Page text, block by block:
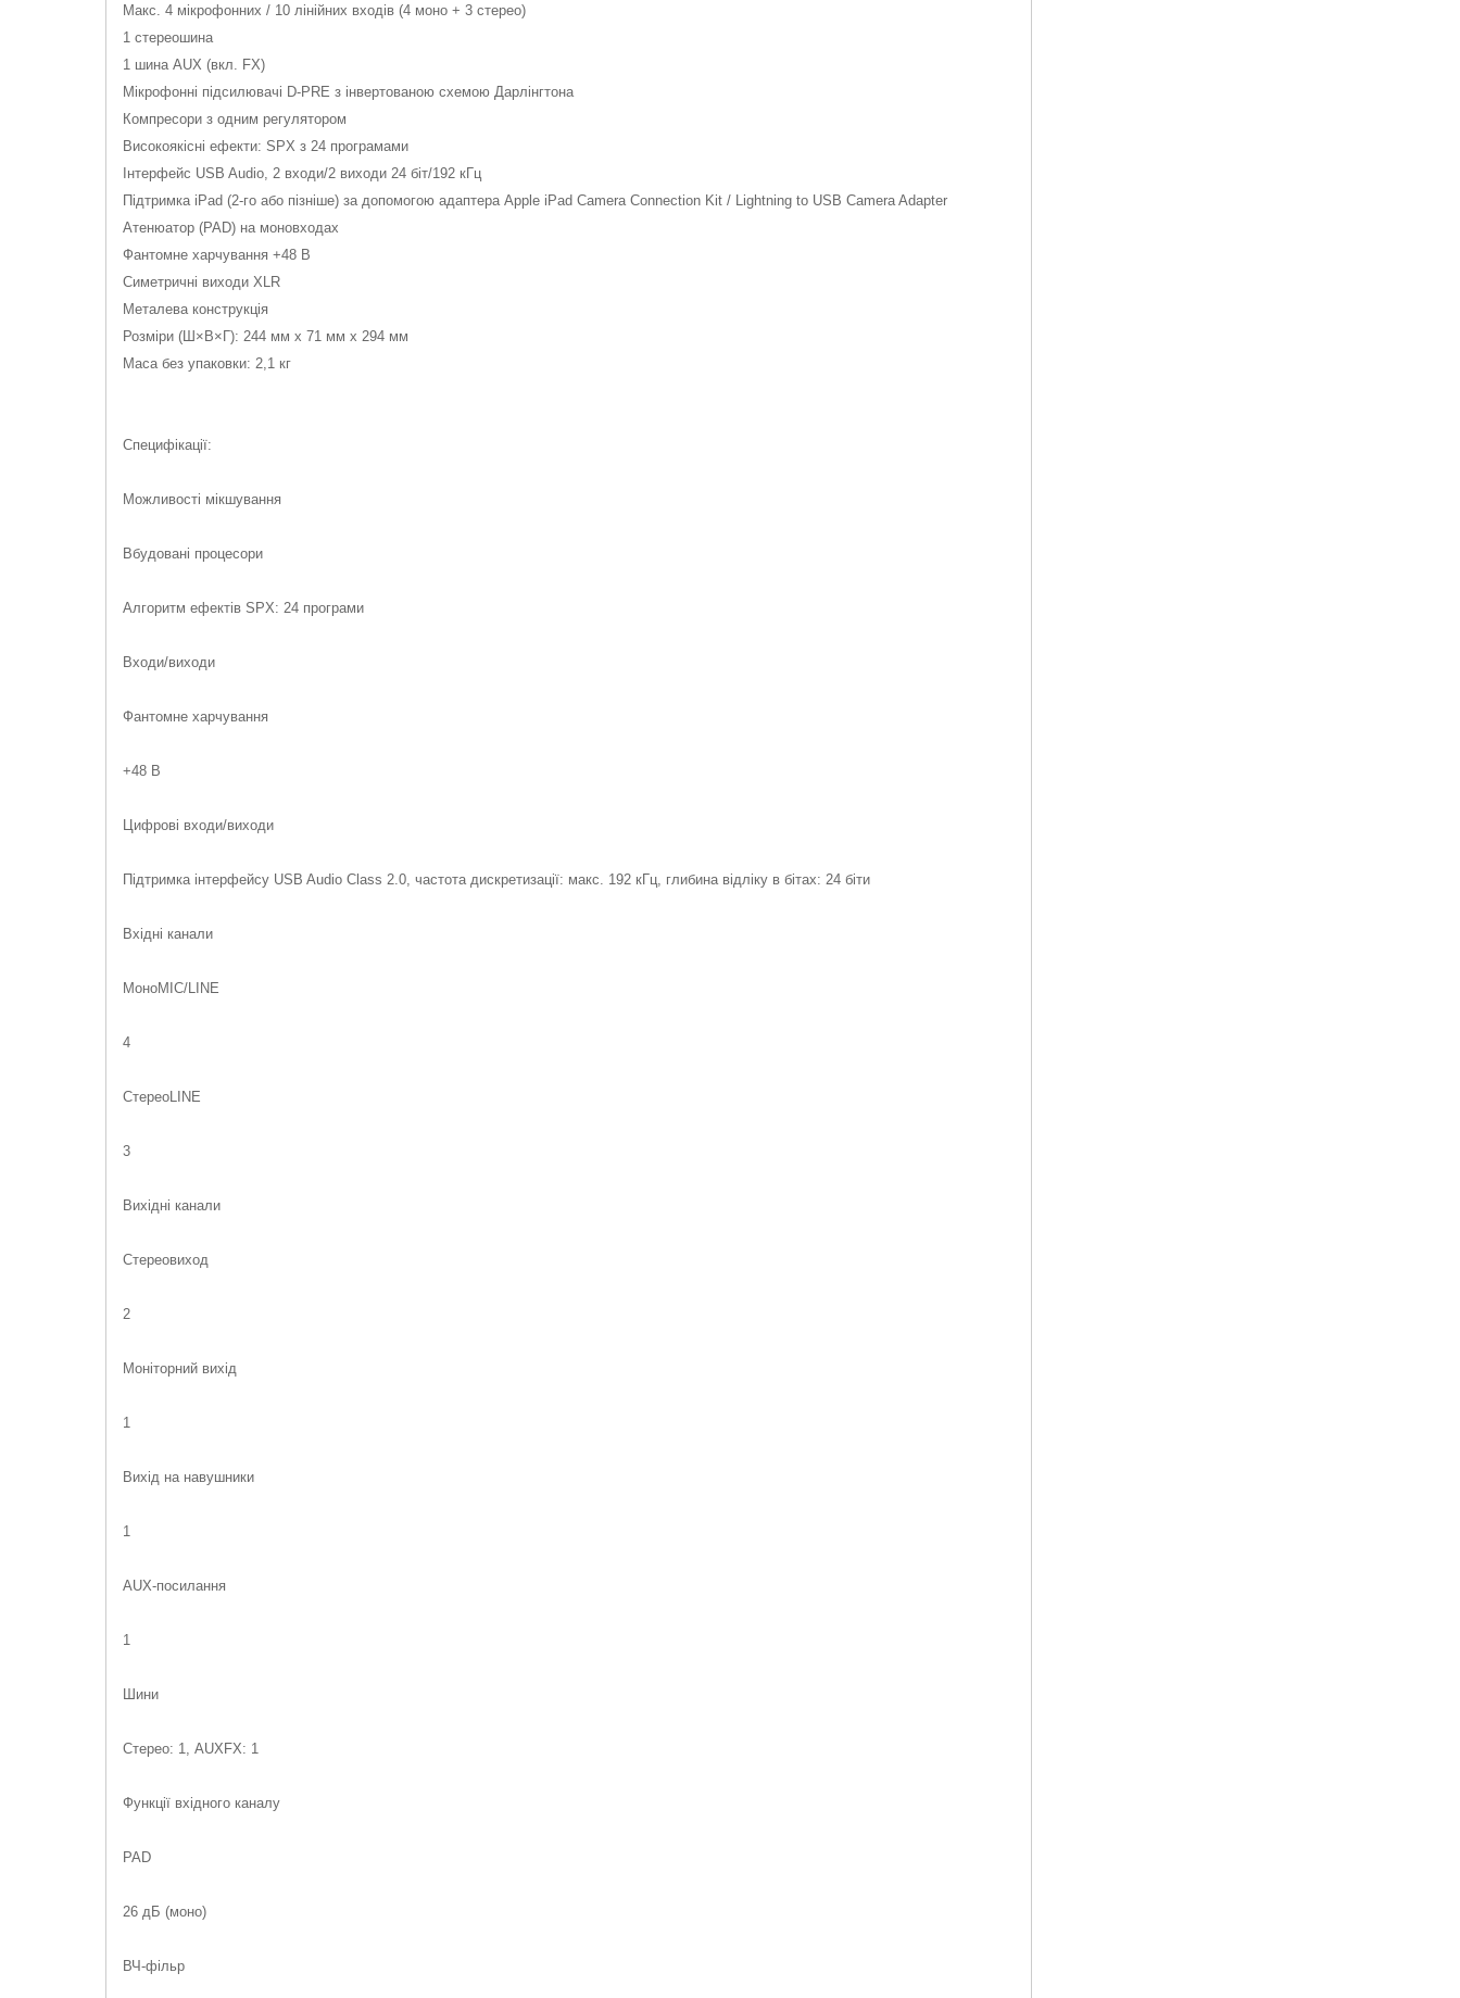
Макс. 4 мікрофонних / 10 лінійних входів (4 моно + 3 стерео)
1 стереошина
1 шина AUX (вкл. FX)
Мікрофонні підсилювачі D-PRE з інвертованою схемою Дарлінгтона
Компресори з одним регулятором
Високоякісні ефекти: SPX з 24 програмами
Інтерфейс USB Audio, 2 входи/2 виходи 24 біт/192 кГц
Підтримка iPad (2-го або пізніше) за допомогою адаптера Apple iPad Camera Connection Kit / Lightning to USB Camera Adapter
Атенюатор (PAD) на моновходах
Фантомне харчування +48 В
Симетричні виходи XLR
Металева конструкція
Розміри (Ш×В×Г): 244 мм х 71 мм х 294 мм
Маса без упаковки: 2,1 кг
Специфікації:
Можливості мікшування
Вбудовані процесори
Алгоритм ефектів SPX: 24 програми
Входи/виходи
Фантомне харчування
+48 В
Цифрові входи/виходи
Підтримка інтерфейсу USB Audio Class 2.0, частота дискретизації: макс. 192 кГц, глибина відліку в бітах: 24 біти
Вхідні канали
МоноMIC/LINE
4
СтереоLINE
3
Вихідні канали
Стереовиход
2
Моніторний вихід
1
Вихід на навушники
1
AUX-посилання
1
Шини
Стерео: 1, AUXFX: 1
Функції вхідного каналу
PAD
26 дБ (моно)
ВЧ-фільр